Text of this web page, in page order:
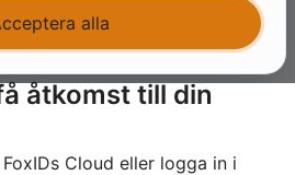
åtkomst till din
Cloud eller logga in i
alla